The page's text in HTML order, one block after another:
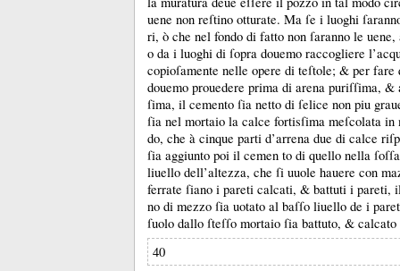
uene non reſtino otturate. Ma ſe i luoghi
ri, ò che nel fondo di fatto non ſaranno le
o da i luoghi di ſopra douemo raccogliere
copioſamente nelle opere di teſtole; & per fare
douemo prouedere prima di arena puriſſima, &
ſima, il cemento ſia netto di ſelice non piu
ſia nel mortaio la calce fortisſima meſcolata in
do, che à cinque parti d’arrena due di calce
ſia aggiunto poi il cemen to di quello nella
liuello dell’altezza, che ſi uuole hauere con
ferrate ſiano i pareti calcati, & battuti i pareti,
no di mezzo ſia uotato al baſſo liuello de i
ſuolo dallo ſteſſo mortaio ſia battuto, &
40